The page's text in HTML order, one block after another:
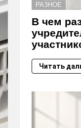
РАЗНОЕ
В чем
Читать